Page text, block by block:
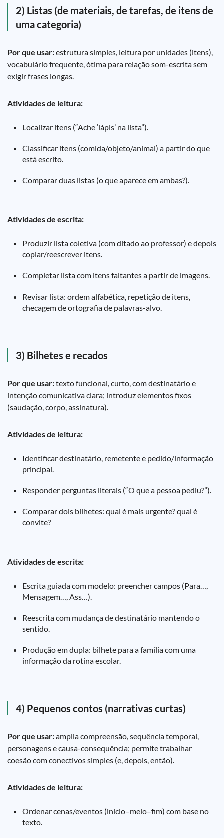
2) Listas (de materiais, de tarefas, de itens de
uma categoria)
Por que usar:estrutura simples, leitura por unidades (itens),
vocabulário frequente, ótima para relação som-escrita sem
exigir frases longas.
Atividades de leitura:
Localizar itens (“Ache ‘lápis’ na lista”).
Classificar itens (comida/objeto/animal) a partir do que
está escrito.
Comparar duas listas (o que aparece em ambas?).
Atividades de escrita:
Produzir lista coletiva (com ditado ao professor) e depois
copiar/reescrever itens.
Completar lista com itens faltantes a partir de imagens.
Revisar lista: ordem alfabética, repetição de itens,
checagem de ortografia de palavras-alvo.
3) Bilhetes e recados
Por que usar:texto funcional, curto, com destinatário e
intenção comunicativa clara; introduz elementos fixos
(saudação, corpo, assinatura).
Atividades de leitura:
Identificar destinatário, remetente e pedido/informação
principal.
Responder perguntas literais (“O que a pessoa pediu?”).
Comparar dois bilhetes: qual é mais urgente? qual é
convite?
Atividades de escrita:
Escrita guiada com modelo: preencher campos (Para…,
Mensagem…, Ass…).
Reescrita com mudança de destinatário mantendo o
sentido.
Produção em dupla: bilhete para a família com uma
informação da rotina escolar.
4) Pequenos contos (narrativas curtas)
Por que usar:amplia compreensão, sequência temporal,
personagens e causa-consequência; permite trabalhar
coesão com conectivos simples (e, depois, então).
Atividades de leitura:
Ordenar cenas/eventos (início–meio–fim) com base no
texto.